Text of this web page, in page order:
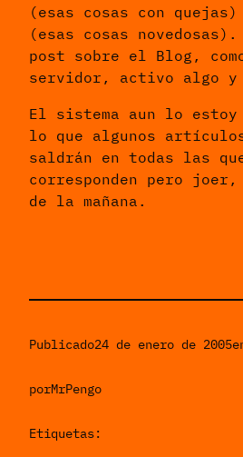
(esas cosas con
(esas cosas
post sobre el Blog,
servidor, activo algo y
El sistema aun lo
lo que algunos
saldrán en todas las
corresponden pero
de la mañana.
Publicado24 de enero de 2005
porMrPengo
Etiquetas: